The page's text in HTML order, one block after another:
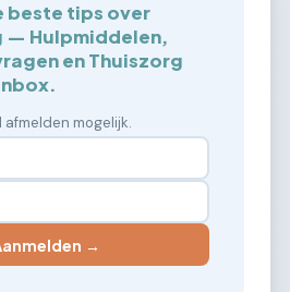
beste tips over
— Hulpmiddelen,
en Thuiszorg
afmelden mogelijk.
→